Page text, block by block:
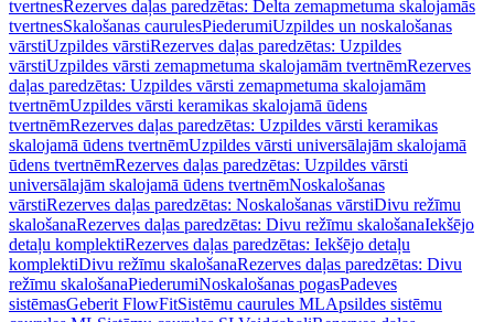
tvertnesRezerves daļas paredzētas: Delta zemapmetuma skalojamās
tvertnesSkalošanas caurulesPiederumiUzpildes un noskalošanas
vārstiUzpildes vārstiRezerves daļas paredzētas: Uzpildes
vārstiUzpildes vārsti zemapmetuma skalojamām tvertnēmRezerves
daļas paredzētas: Uzpildes vārsti zemapmetuma skalojamām
tvertnēmUzpildes vārsti keramikas skalojamā ūdens
tvertnēmRezerves daļas paredzētas: Uzpildes vārsti keramikas
skalojamā ūdens tvertnēmUzpildes vārsti universālajām skalojamā
ūdens tvertnēmRezerves daļas paredzētas: Uzpildes vārsti
universālajām skalojamā ūdens tvertnēmNoskalošanas
vārstiRezerves daļas paredzētas: Noskalošanas vārstiDivu režīmu
skalošanaRezerves daļas paredzētas: Divu režīmu skalošanaIekšējo
detaļu komplektiRezerves daļas paredzētas: Iekšējo detaļu
komplektiDivu režīmu skalošanaRezerves daļas paredzētas: Divu
režīmu skalošanaPiederumiNoskalošanas pogasPadeves
sistēmasGeberit FlowFitSistēmu caurules MLApsildes sistēmu